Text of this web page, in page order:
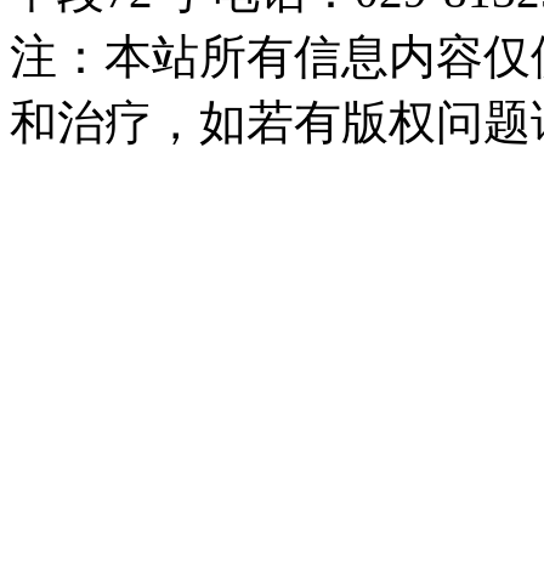
注：本站所有信息内容
和治疗，如若有版权问